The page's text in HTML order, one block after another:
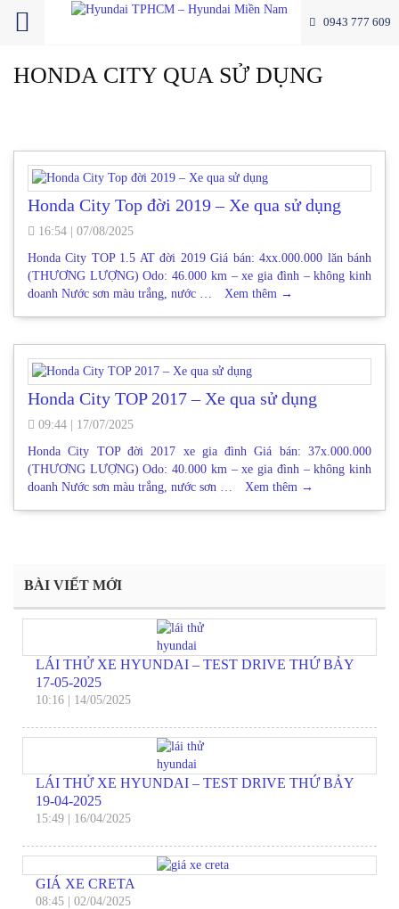
0943 777 609
HONDA CITY QUA SỬ DỤNG
Honda City Top đời 2019 – Xe qua sử dụng
16:54
07/08/2025
Honda City TOP 1.5 AT đời 2019 Giá bán: 4xx.000.000 lăn bánh
(THƯƠNG LƯỢNG) Odo: 46.000 km – xe gia đình – không kinh
doanh Nước sơn màu trắng, nước …
Xem thêm →
Honda City TOP 2017 – Xe qua sử dụng
09:44
17/07/2025
Honda City TOP đời 2017 xe gia đình Giá bán: 37x.000.000
(THƯƠNG LƯỢNG) Odo: 40.000 km – xe gia đình – không kinh
doanh Nước sơn màu trắng, nước sơn …
Xem thêm →
BÀI VIẾT MỚI
LÁI THỬ XE HYUNDAI – TEST DRIVE THỨ BẢY
17-05-2025
10:16 14/05/2025
LÁI THỬ XE HYUNDAI – TEST DRIVE THỨ BẢY
19-04-2025
15:49 16/04/2025
GIÁ XE CRETA
08:45 02/04/2025